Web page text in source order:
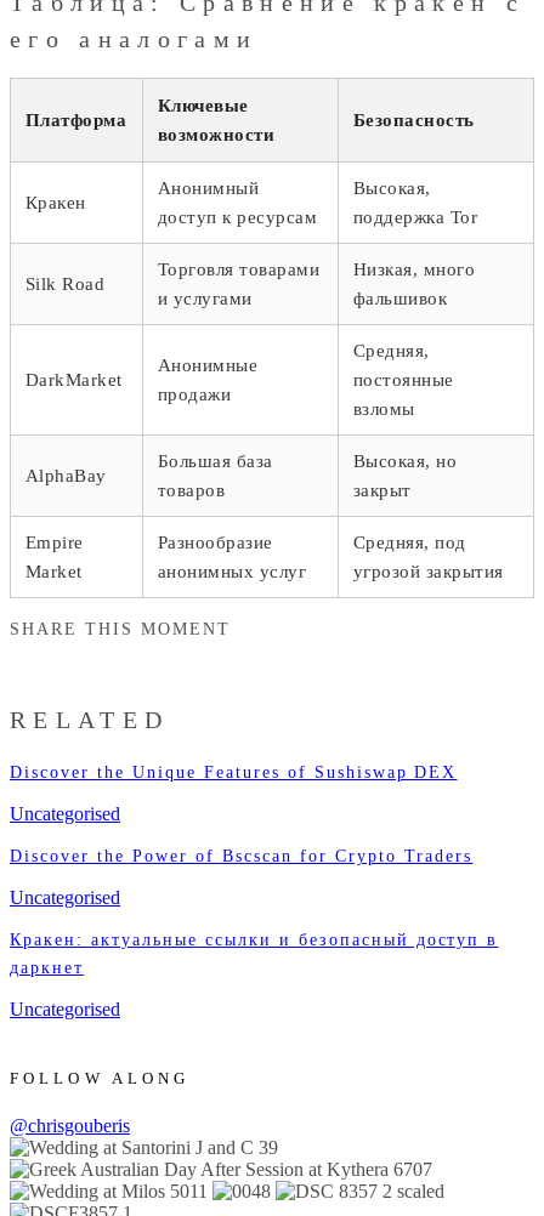
его аналогами
Платформа
Ключевые
возможности
Безопасность
Кракен
Анонимный
доступ к ресурсам
Высокая,
поддержка Tor
Silk Road
Торговля товарами
и услугами
Низкая, много
фальшивок
DarkMarket
Анонимные
продажи
Средняя,
постоянные
взломы
AlphaBay
Большая база
товаров
Высокая, но
закрыт
Empire
Market
Разнообразие
анонимных услуг
Средняя, под
угрозой закрытия
SHARE THIS MOMENT
RELATED
Discover the Unique Features of Sushiswap DEX
Uncategorised
Discover the Power of Bscscan for Crypto Traders
Uncategorised
Кракен: актуальные ссылки и безопасный доступ в
даркнет
Uncategorised
FOLLOW ALONG
@chrisgouberis